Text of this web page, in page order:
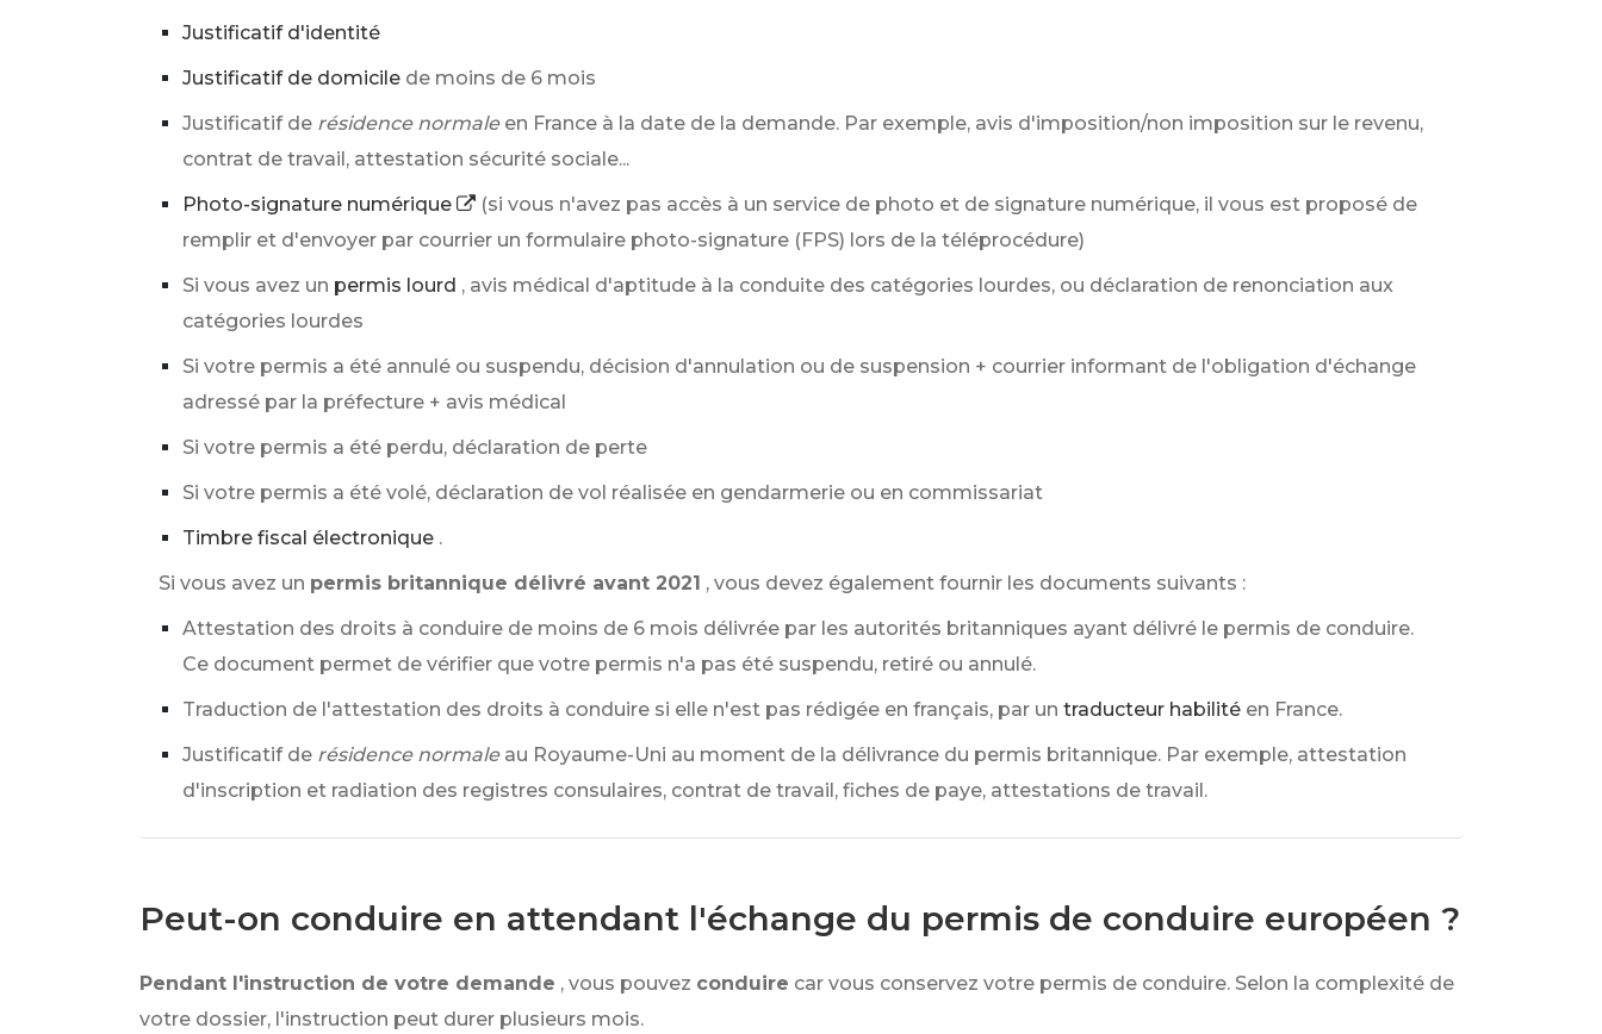
Justificatif d'identité
Justificatif de domicile de moins de 6 mois
Justificatif de résidence normale en France à la date de la demande. Par exemple, avis d'imposition/non imposition sur le revenu,
contrat de travail, attestation sécurité sociale...
Photo-signature numérique
(si vous n'avez pas accès à un service de photo et de signature numérique, il vous est proposé de
remplir et d'envoyer par courrier un formulaire photo-signature (FPS) lors de la téléprocédure)
Si vous avez un permis lourd , avis médical d'aptitude à la conduite des catégories lourdes, ou déclaration de renonciation aux
catégories lourdes
Si votre permis a été annulé ou suspendu, décision d'annulation ou de suspension + courrier informant de l'obligation d'échange
adressé par la préfecture + avis médical
Si votre permis a été perdu, déclaration de perte
Si votre permis a été volé, déclaration de vol réalisée en gendarmerie ou en commissariat
Timbre fiscal électronique .
Si vous avez un permis britannique délivré avant 2021 , vous devez également fournir les documents suivants :
Attestation des droits à conduire de moins de 6 mois délivrée par les autorités britanniques ayant délivré le permis de conduire.
Ce document permet de vérifier que votre permis n'a pas été suspendu, retiré ou annulé.
Traduction de l'attestation des droits à conduire si elle n'est pas rédigée en français, par un traducteur habilité en France.
Justificatif de résidence normale au Royaume-Uni au moment de la délivrance du permis britannique. Par exemple, attestation
d'inscription et radiation des registres consulaires, contrat de travail, fiches de paye, attestations de travail.
Peut-on conduire en attendant l'échange du permis de conduire européen ?
Pendant l'instruction de votre demande , vous pouvez conduire car vous conservez votre permis de conduire. Selon la complexité de
votre dossier, l'instruction peut durer plusieurs mois.